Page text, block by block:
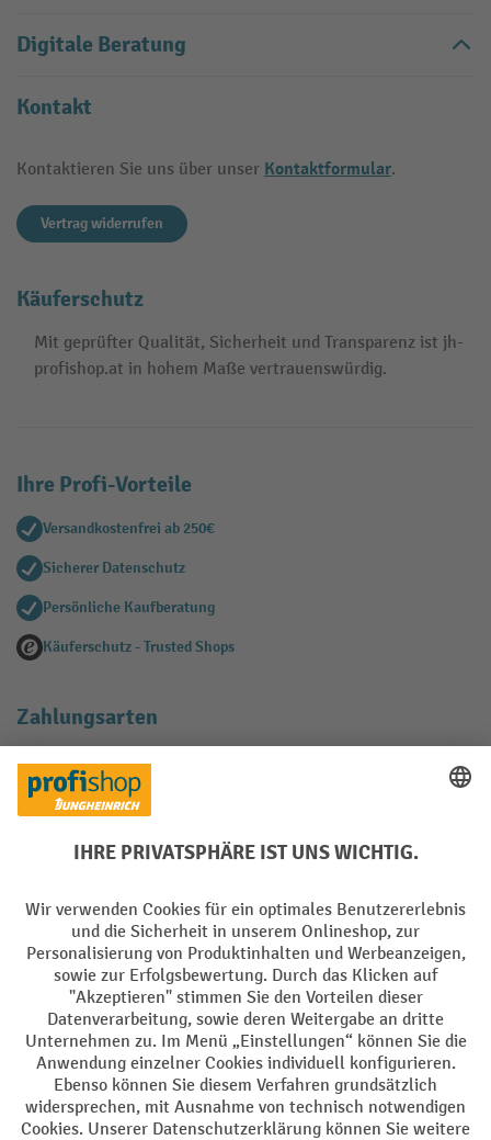
Digitale Beratung
Kontakt
Kontaktieren Sie uns über unser Kontaktformular.
Vertrag widerrufen
Käuferschutz
Mit geprüfter Qualität, Sicherheit und Transparenz ist jh-
profishop.at in hohem Maße vertrauenswürdig.
Ihre Profi-Vorteile
Versandkostenfrei ab 250€
Sicherer Datenschutz
Persönliche Kaufberatung
Käuferschutz - Trusted Shops
Zahlungsarten
Creditcard (Master)
Facebook
YouTube
LinkedIn
Instagram
AGB Impressum Datenschutz
Barrierefreiheit Privacy Settings